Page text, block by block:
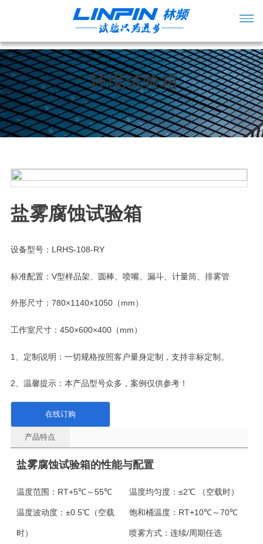
环境试验箱
盐雾腐蚀试验箱
设备型号：LRHS-108-RY
标准配置：V型样品架、圆棒、喷嘴、漏斗、计量筒、排雾管
外形尺寸：780×1140×1050（mm）
工作室尺寸：450×600×400（mm）
1、定制说明：一切规格按照客户量身定制，支持非标定制。
2、温馨提示：本产品型号众多，案例仅供参考！
在线订购
产品特点
盐雾腐蚀试验箱的性能与配置
温度范围： RT+5℃～55℃ 温度均匀度： ≤2℃ （空载时）
温度波动度： ±0.5℃（空载
时）
饱和桶温度： RT+10℃～70℃
喷雾方式： 连续/周期任选